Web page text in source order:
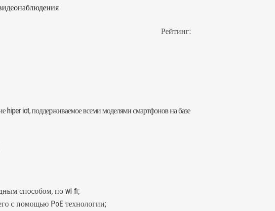
Рейтинг:
hiper iot, поддерживаемое всеми моделями смартфонов на базе
способом, по wi fi;
с помощью PoE технологии;